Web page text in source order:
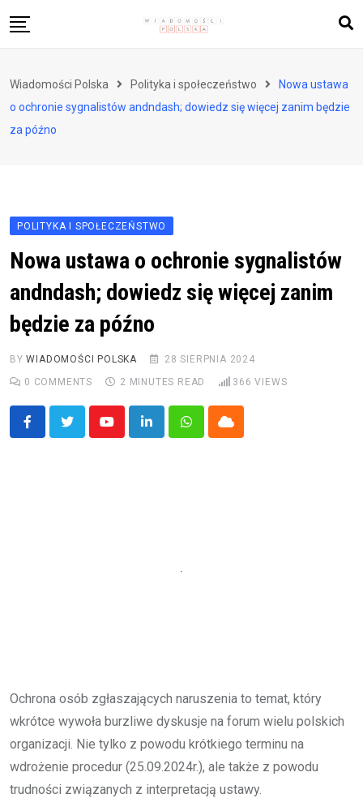
to
Zdrowie i styl życia
Polityka i społeczeństwo
Wiadomości Polska Polityka i społeczeństwo
Nowa ustawa
o ochronie sygnalistów andndash; dowiedz się więcej zanim będzie
za późno
POLITYKA I SPOŁECZEŃSTWO
Nowa ustawa o ochronie sygnalistów
andndash; dowiedz się więcej zanim
będzie za późno
BYWIADOMOŚCI POLSKA
28 SIERPNIA 2024
0 COMMENTS 2 MINUTES READ 366 VIEWS
YoutubeLinkedInWhatsappCloud
Ochrona osób zgłaszających naruszenia to temat, który
wkrótce wywoła burzliwe dyskusje na forum wielu polskich
organizacji. Nie tylko z powodu krótkiego terminu na
wdrożenie procedur (25.09.2024r.), ale także z powodu
trudności związanych z interpretacją ustawy.